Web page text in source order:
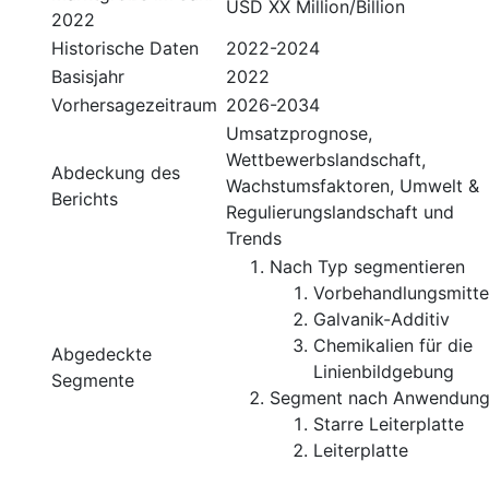
2022
USD XX Million/Billion
Historische Daten
2022-2024
Basisjahr
2022
Vorhersagezeitraum 2026-2034
Abdeckung des
Berichts
Umsatzprognose,
Wettbewerbslandschaft,
Wachstumsfaktoren, Umwelt &
Regulierungslandschaft und
Trends
Abgedeckte
Segmente
Nach Typ segmentieren
Galvanik-Additiv
Chemikalien für die
Linienbildgebung
Segment nach Anwendung
Starre Leiterplatte
Leiterplatte